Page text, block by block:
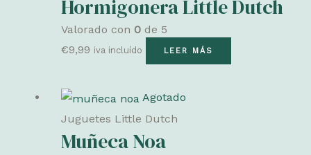
Hormigonera Little Dutch
Valorado con 0 de 5
€9,99 iva incluído LEER MÁS
Agotado
Juguetes Little Dutch
Muñeca Noa